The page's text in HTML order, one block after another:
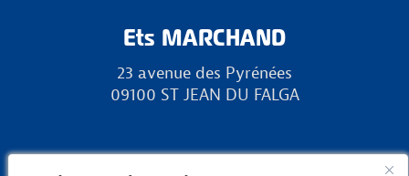
Ets MARCHAND
23 avenue des Pyrénées
09100 ST JEAN DU FALGA
RURAL 31